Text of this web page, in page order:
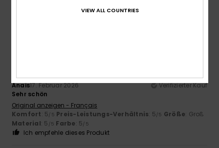
Ich empfehle dieses Produkt
Anais17. Februar 2026
Verifizierter Kauf
Sehr schön
Original anzeigen - Français
Komfort: 5/5 Preis-Leistungs-Verhältnis: 5/5 Größe: Groß
Material: 5 /5 Farbe: 5/5
Ich empfehle dieses Produkt
VIEW ALL COUNTRIES